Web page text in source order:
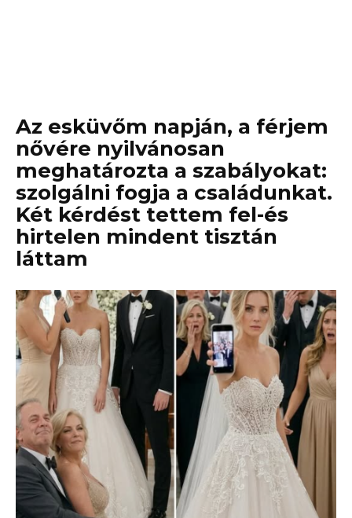
Az esküvőm napján, a férjem
nővére nyilvánosan
meghatározta a szabályokat:
szolgálni fogja a családunkat.
Két kérdést tettem fel-és
hirtelen mindent tisztán
láttam